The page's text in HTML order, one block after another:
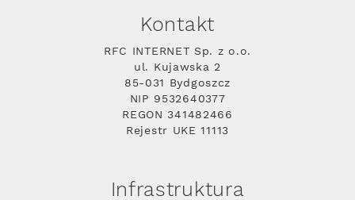
Kontakt
RFC INTERNET Sp. z o.o.
ul. Kujawska 2
85-031 Bydgoszcz
NIP 9532640377
REGON 341482466
Rejestr UKE 11113
Infrastruktura